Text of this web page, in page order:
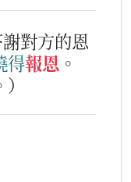
對方的恩
得報恩 。